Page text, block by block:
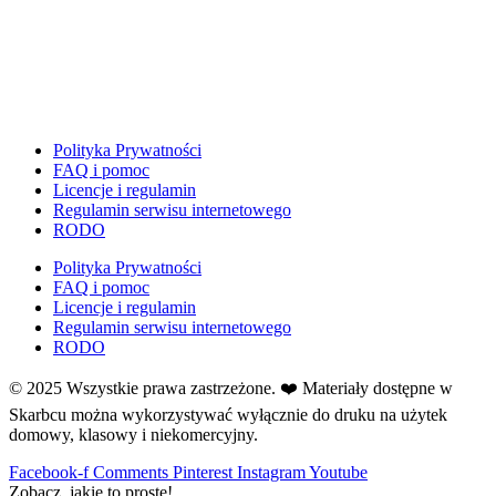
Fotobudka
Gazetki do druku
Girlandy na LATO
Grafomotoryka
Grinch
↳ Dopasuj i opowiedź
↳ Ja mam kto ma
↳ Labirynt podłogowy
↳ Puzzle
Polityka Prywatności
FAQ i pomoc
Licencje i regulamin
Regulamin serwisu internetowego
RODO
Polityka Prywatności
FAQ i pomoc
Licencje i regulamin
Regulamin serwisu internetowego
RODO
© 2025 Wszystkie prawa zastrzeżone. ❤️ Materiały dostępne w
Skarbcu można wykorzystywać wyłącznie do druku na użytek
domowy, klasowy i niekomercyjny.
Facebook-f Comments Pinterest InstagramYoutube
Zobacz, jakie to proste!